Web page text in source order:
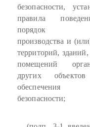
безопасности,
правила
порядок
производства и
территорий,
помещений
других
обеспечения
безопасности;